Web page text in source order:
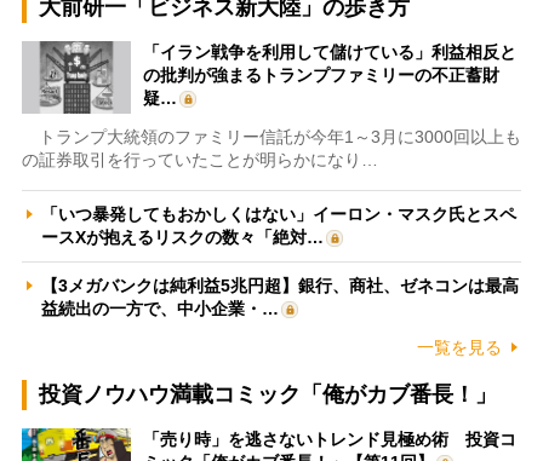
大前研一「ビジネス新大陸」の歩き方
「イラン戦争を利用して儲けている」利益相反と
の批判が強まるトランプファミリーの不正蓄財
疑…
トランプ大統領のファミリー信託が今年1～3月に3000回以上も
の証券取引を行っていたことが明らかになり…
「いつ暴発してもおかしくはない」イーロン・マスク氏とスペ
ースXが抱えるリスクの数々「絶対…
【3メガバンクは純利益5兆円超】銀行、商社、ゼネコンは最高
益続出の一方で、中小企業・…
一覧を見る
投資ノウハウ満載コミック「俺がカブ番長！」
「売り時」を逃さないトレンド見極め術 投資コ